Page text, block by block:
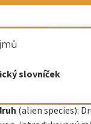
slovníček
(alien species):